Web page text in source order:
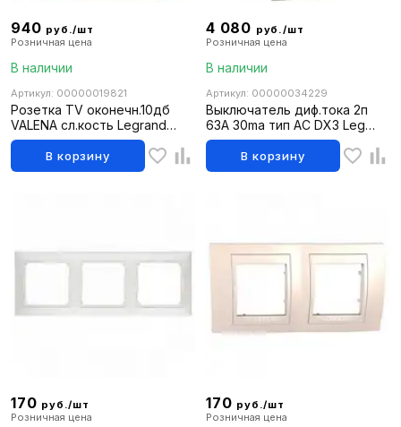
940 руб./шт
Розничная цена
В наличии
Артикул: 00000019821
Розетка TV оконечн.10дб
VALENA сл.кость Legrand
774330
В корзину
4 080 руб./шт
Розничная цена
В наличии
Артикул: 00000034229
Выключатель диф.тока 2п
63А 30ma тип AC DX3 Leg
411506
В корзину
170 руб./шт
Розничная цена
170 руб./шт
Розничная цена